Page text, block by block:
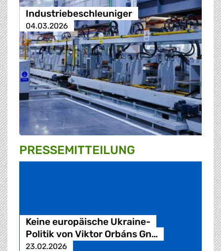
Industriebeschleuniger
04.03.2026
PRESSE­MITTEILUNG
Keine europäische Ukraine-
Politik von Viktor Orbáns Gn…
23.02.2026